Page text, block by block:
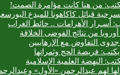
من هنا كانت مؤامرة الصمت!
قبائل كاكاهونا للمبدع
أسـرار الأهرامات .. حائط الغراب
من نتائج الفوضى الخلاقة
التفاوض مع الإرهابيين
فريضة الحج وثمراتها
النهضة العلمية الإسلامية
لهم عبدالرحمن «الأول»